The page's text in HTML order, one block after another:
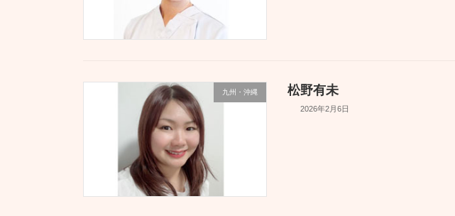
九州・沖縄 松野有未
2026年2月6日